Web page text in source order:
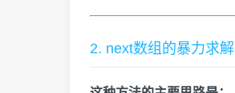
2. next数组的暴力求解